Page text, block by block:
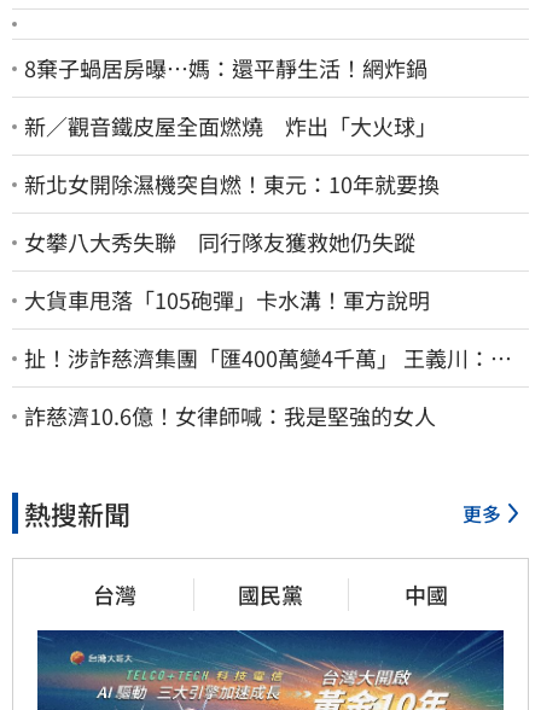
8棄子蝸居房曝⋯媽：還平靜生活！網炸鍋
新／觀音鐵皮屋全面燃燒 炸出「大火球」
新北女開除濕機突自燃！東元：10年就要換
女攀八大秀失聯 同行隊友獲救她仍失蹤
大貨車甩落「105砲彈」卡水溝！軍方說明
扯！涉詐慈濟集團「匯400萬變4千萬」 王義川：金
管會、台銀動起來
詐慈濟10.6億！女律師喊：我是堅強的女人
熱搜新聞 更多
台灣 國民黨 中國